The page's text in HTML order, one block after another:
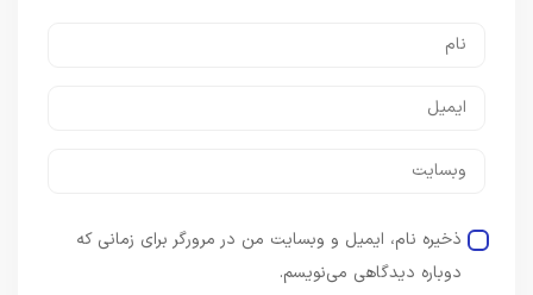
ذخیره نام، ایمیل و وبسایت من در مرورگر برای زمانی که
دوباره دیدگاهی می‌نویسم.